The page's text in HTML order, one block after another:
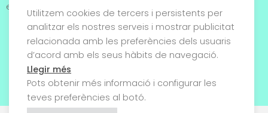
els drets reservats
Termes i condicions
Política de cookies
Utilitzem cookies de tercers i persistents per
analitzar els nostres serveis i mostrar publicitat
relacionada amb les preferències dels usuaris
d’acord amb els seus hàbits de navegació.
Llegir més
Pots obtenir més informació i configurar les
teves preferències al botó.